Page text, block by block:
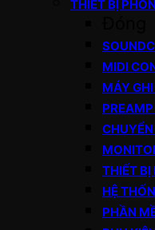
THIẾT BỊ
MIDI
MÁY
THIẾT
HỆ
PHẦN